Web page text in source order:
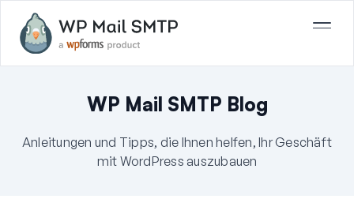
WP Mail SMTP Blog
Anleitungen und Tipps, die Ihnen helfen, Ihr Geschäft
mit WordPress auszubauen